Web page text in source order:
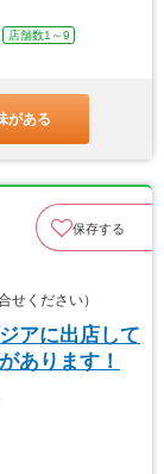
店舗数1～9
がある
保存する
ください）
アに出店して
あります！